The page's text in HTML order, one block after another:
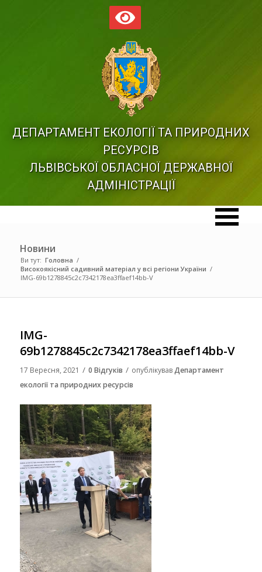
ДЕПАРТАМЕНТ ЕКОЛОГІЇ ТА ПРИРОДНИХ
РЕСУРСІВ
ЛЬВІВСЬКОЇ ОБЛАСНОЇ ДЕРЖАВНОЇ
АДМІНІСТРАЦІЇ
Новини
Ви тут: Головна /
Високоякісний садивний матеріал у всі регіони України /
IMG-69b1278845c2c7342178ea3ffaef14bb-V
IMG-
69b1278845c2c7342178ea3ffaef14bb-V
17 Вересня, 2021 / 0 Відгуків / опублікувавДепартамент
екології та природних ресурсів